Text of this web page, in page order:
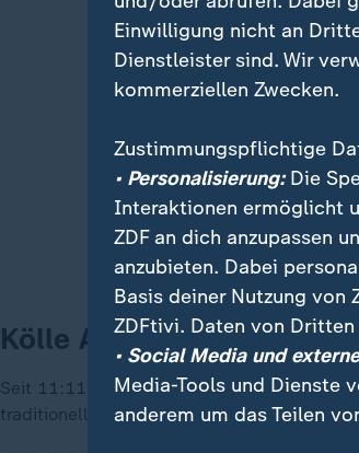
Kölle Alaaf bei
Seit 11:11 Uhr gibt es in Köln kein Halten
traditionell besonders groß gefeiert.
Einwilligung nicht an
Dienstleister sind. Wir
kommerziellen Zwecken.
Zustimmungspflichtige
• Personalisierung:Die
Interaktionen ermöglicht
ZDF an dich anzupassen
anzubieten. Dabei
Basis deiner Nutzung von
ZDFtivi. Daten von
• Social Media und
Media-Tools und Dienste
anderem um das Teilen